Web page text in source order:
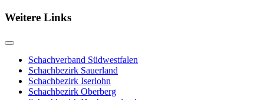
Weitere Links
Schachverband Südwestfalen
Schachbezirk Sauerland
Schachbezirk Iserlohn
Schachbezirk Oberberg